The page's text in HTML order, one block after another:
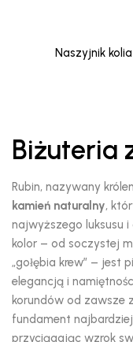
Naszyjnik
Biżuteria
Rubin, nazywany
kamień naturalny,
najwyższego luksusu
kolor – od soczystej
„gołębia krew” – jest
elegancją i
korundów od zawsze
fundament
przyciągając wzrok